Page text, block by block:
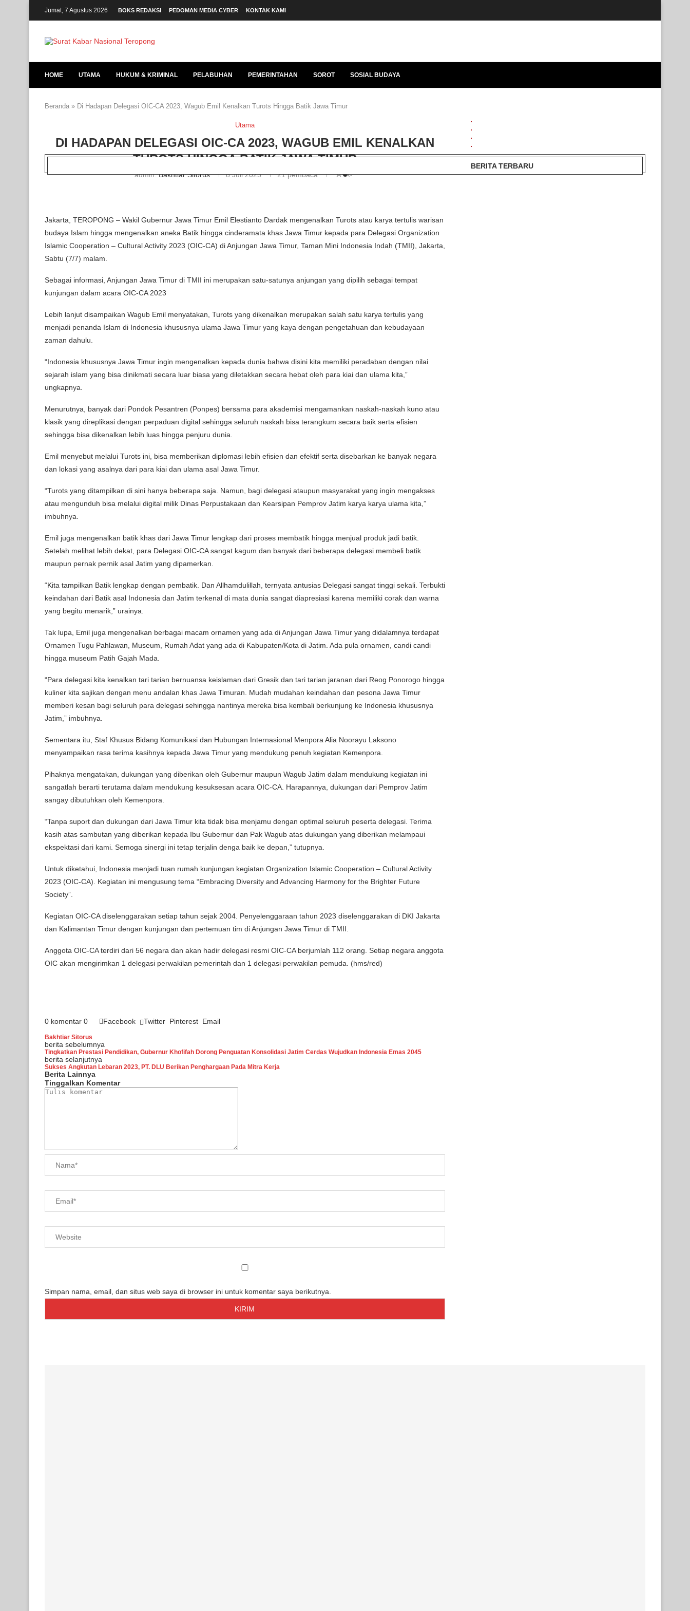
Jumat, 7 Agustus 2026 BOKS REDAKSI PEDOMAN MEDIA CYBER KONTAK KAMI
HOME UTAMA HUKUM & KRIMINAL PELABUHAN PEMERINTAHAN SOROT SOSIAL BUDAYA
Beranda » Di Hadapan Delegasi OIC-CA 2023, Wagub Emil Kenalkan Turots Hingga Batik Jawa Timur
Utama
DI HADAPAN DELEGASI OIC-CA 2023, WAGUB EMIL KENALKAN
TUROTS HINGGA BATIK JAWA TIMUR
admin:Bakhtiar Sitorus 8 Juli 2023 21pembaca A+A-
Jakarta, TEROPONG – Wakil Gubernur Jawa Timur Emil Elestianto Dardak mengenalkan Turots atau karya tertulis warisan
budaya Islam hingga mengenalkan aneka Batik hingga cinderamata khas Jawa Timur kepada para Delegasi Organization
Islamic Cooperation – Cultural Activity 2023 (OIC-CA) di Anjungan Jawa Timur, Taman Mini Indonesia Indah (TMII), Jakarta,
Sabtu (7/7) malam.
Sebagai informasi, Anjungan Jawa Timur di TMII ini merupakan satu-satunya anjungan yang dipilih sebagai tempat
kunjungan dalam acara OIC-CA 2023
Lebih lanjut disampaikan Wagub Emil menyatakan, Turots yang dikenalkan merupakan salah satu karya tertulis yang
menjadi penanda Islam di Indonesia khususnya ulama Jawa Timur yang kaya dengan pengetahuan dan kebudayaan
zaman dahulu.
“Indonesia khususnya Jawa Timur ingin mengenalkan kepada dunia bahwa disini kita memiliki peradaban dengan nilai
sejarah islam yang bisa dinikmati secara luar biasa yang diletakkan secara hebat oleh para kiai dan ulama kita,”
ungkapnya.
Menurutnya, banyak dari Pondok Pesantren (Ponpes) bersama para akademisi mengamankan naskah-naskah kuno atau
klasik yang direplikasi dengan perpaduan digital sehingga seluruh naskah bisa terangkum secara baik serta efisien
sehingga bisa dikenalkan lebih luas hingga penjuru dunia.
Emil menyebut melalui Turots ini, bisa memberikan diplomasi lebih efisien dan efektif serta disebarkan ke banyak negara
dan lokasi yang asalnya dari para kiai dan ulama asal Jawa Timur.
“Turots yang ditampilkan di sini hanya beberapa saja. Namun, bagi delegasi ataupun masyarakat yang ingin mengakses
atau mengunduh bisa melalui digital milik Dinas Perpustakaan dan Kearsipan Pemprov Jatim karya karya ulama kita,”
imbuhnya.
Emil juga mengenalkan batik khas dari Jawa Timur lengkap dari proses membatik hingga menjual produk jadi batik.
Setelah melihat lebih dekat, para Delegasi OIC-CA sangat kagum dan banyak dari beberapa delegasi membeli batik
maupun pernak pernik asal Jatim yang dipamerkan.
“Kita tampilkan Batik lengkap dengan pembatik. Dan Allhamdulillah, ternyata antusias Delegasi sangat tinggi sekali. Terbukti
keindahan dari Batik asal Indonesia dan Jatim terkenal di mata dunia sangat diapresiasi karena memiliki corak dan warna
yang begitu menarik,” urainya.
Tak lupa, Emil juga mengenalkan berbagai macam ornamen yang ada di Anjungan Jawa Timur yang didalamnya terdapat
Ornamen Tugu Pahlawan, Museum, Rumah Adat yang ada di Kabupaten/Kota di Jatim. Ada pula ornamen, candi candi
hingga museum Patih Gajah Mada.
“Para delegasi kita kenalkan tari tarian bernuansa keislaman dari Gresik dan tari tarian jaranan dari Reog Ponorogo hingga
kuliner kita sajikan dengan menu andalan khas Jawa Timuran. Mudah mudahan keindahan dan pesona Jawa Timur
memberi kesan bagi seluruh para delegasi sehingga nantinya mereka bisa kembali berkunjung ke Indonesia khususnya
Jatim,” imbuhnya.
Sementara itu, Staf Khusus Bidang Komunikasi dan Hubungan Internasional Menpora Alia Noorayu Laksono
menyampaikan rasa terima kasihnya kepada Jawa Timur yang mendukung penuh kegiatan Kemenpora.
Pihaknya mengatakan, dukungan yang diberikan oleh Gubernur maupun Wagub Jatim dalam mendukung kegiatan ini
sangatlah berarti terutama dalam mendukung kesuksesan acara OIC-CA. Harapannya, dukungan dari Pemprov Jatim
sangay dibutuhkan oleh Kemenpora.
“Tanpa suport dan dukungan dari Jawa Timur kita tidak bisa menjamu dengan optimal seluruh peserta delegasi. Terima
kasih atas sambutan yang diberikan kepada Ibu Gubernur dan Pak Wagub atas dukungan yang diberikan melampaui
ekspektasi dari kami. Semoga sinergi ini tetap terjalin denga baik ke depan,” tutupnya.
Untuk diketahui, Indonesia menjadi tuan rumah kunjungan kegiatan Organization Islamic Cooperation – Cultural Activity
2023 (OIC-CA). Kegiatan ini mengusung tema “Embracing Diversity and Advancing Harmony for the Brighter Future
Society”.
Kegiatan OIC-CA diselenggarakan setiap tahun sejak 2004. Penyelenggaraan tahun 2023 diselenggarakan di DKI Jakarta
dan Kalimantan Timur dengan kunjungan dan pertemuan tim di Anjungan Jawa Timur di TMII.
Anggota OIC-CA terdiri dari 56 negara dan akan hadir delegasi resmi OIC-CA berjumlah 112 orang. Setiap negara anggota
OIC akan mengirimkan 1 delegasi perwakilan pemerintah dan 1 delegasi perwakilan pemuda. (hms/red)
0 komentar 0 Facebook Twitter Pinterest Email
Bakhtiar Sitorus
berita sebelumnya
Tingkatkan Prestasi Pendidikan, Gubernur Khofifah Dorong Penguatan Konsolidasi Jatim Cerdas Wujudkan Indonesia Emas 2045
berita selanjutnya
Sukses Angkutan Lebaran 2023, PT. DLU Berikan Penghargaan Pada Mitra Kerja
Berita Lainnya
Tinggalkan Komentar
Simpan nama, email, dan situs web saya di browser ini untuk komentar saya berikutnya.
BERITA TERBARU